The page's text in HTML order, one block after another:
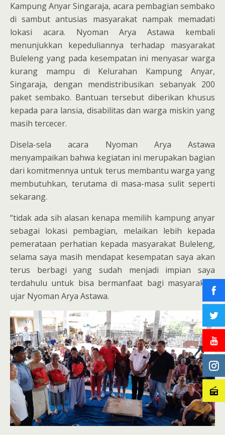
Kampung Anyar Singaraja, acara pembagian sembako
di sambut antusias masyarakat nampak memadati
lokasi acara. Nyoman Arya Astawa kembali
menunjukkan kepeduliannya terhadap masyarakat
Buleleng yang pada kesempatan ini menyasar warga
kurang mampu di Kelurahan Kampung Anyar,
Singaraja, dengan mendistribusikan sebanyak 200
paket sembako. Bantuan tersebut diberikan khusus
kepada para lansia, disabilitas dan warga miskin yang
masih tercecer.
Disela-sela acara Nyoman Arya Astawa
menyampaikan bahwa kegiatan ini merupakan bagian
dari komitmennya untuk terus membantu warga yang
membutuhkan, terutama di masa-masa sulit seperti
sekarang.
“tidak ada sih alasan kenapa memilih kampung anyar
sebagai lokasi pembagian, melaikan lebih kepada
pemerataan perhatian kepada masyarakat Buleleng,
selama saya masih mendapat kesempatan saya akan
terus berbagi yang sudah menjadi impian saya
terdahulu untuk bisa bermanfaat bagi masyarakat”
ujar Nyoman Arya Astawa.